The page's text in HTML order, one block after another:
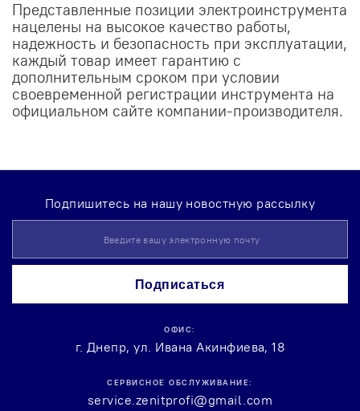
Представленные позиции электроинструмента
нацелены на высокое качество работы,
надежность и безопасность при эксплуатации,
каждый товар имеет гарантию с
дополнительным сроком при условии
своевременной регистрации инструмента на
официальном сайте компании-производителя.
Подпишитесь на нашу новостную рассылку
Up
for
Newsletter:
Подписаться
ОФИС:
г. Днепр, ул. Ивана Акинфиева, 18
СЕРВИСНОЕ ОБСЛУЖИВАНИЕ:
service.zenitprofi@gmail.com